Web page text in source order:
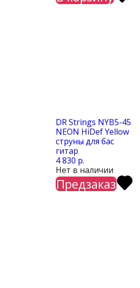
DR Strings NYB5-45
NEON HiDef Yellow
струны для бас
гитар
4 830 р.
Нет в наличии
Предзаказ